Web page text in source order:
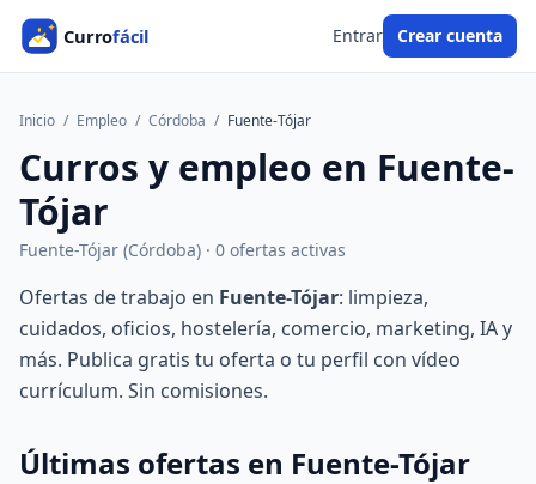
Entrar Crear cuenta
Inicio / Empleo / Córdoba / Fuente-Tójar
Curros y empleo en Fuente-
Tójar
Fuente-Tójar (Córdoba) · 0 ofertas activas
Ofertas de trabajo en Fuente-Tójar: limpieza,
cuidados, oficios, hostelería, comercio, marketing, IA y
más. Publica gratis tu oferta o tu perfil con vídeo
currículum. Sin comisiones.
Últimas ofertas en Fuente-Tójar